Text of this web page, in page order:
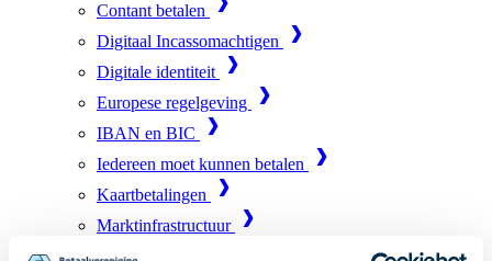
Contant betalen
Digitaal Incassomachtigen
Digitale identiteit
Europese regelgeving
IBAN en BIC
Iedereen moet kunnen betalen
Kaartbetalingen
Marktinfrastructuur
Online betalen